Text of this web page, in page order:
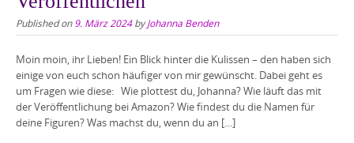
Published on 9. März 2024byJohanna Benden
Moin moin, ihr Lieben! Ein Blick hinter die Kulissen – den haben sich
einige von euch schon häufiger von mir gewünscht. Dabei geht es
um Fragen wie diese: Wie plottest du, Johanna? Wie läuft das mit
der Veröffentlichung bei Amazon? Wie findest du die Namen für
deine Figuren? Was machst du, wenn du an […]